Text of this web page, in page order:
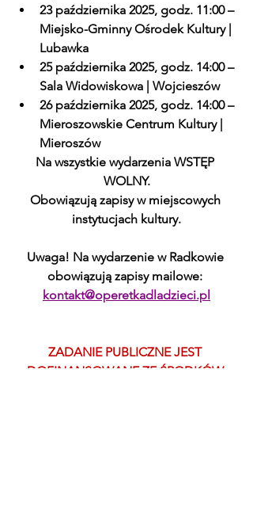
23 października 2025, godz. 11:00 –
Miejsko-Gminny Ośrodek Kultury |
Lubawka
25 października 2025, godz. 14:00 –
Sala Widowiskowa | Wojcieszów
26 października 2025, godz. 14:00 –
Mieroszowskie Centrum Kultury |
Mieroszów
Na wszystkie wydarzenia WSTĘP
WOLNY.
Obowiązują zapisy w miejscowych
instytucjach kultury.
Uwaga! Na wydarzenie w Radkowie
obowiązują zapisy mailowe:
kontakt@operetkadladzieci.pl
ZADANIE PUBLICZNE JEST
DOFINANSOWANE ZE ŚRODKÓW